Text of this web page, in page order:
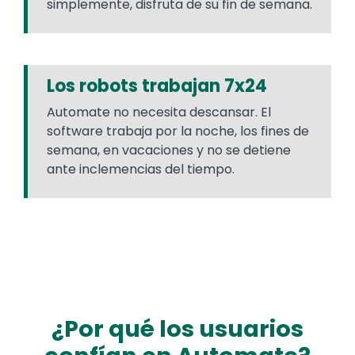
simplemente, disfruta de su fin de semana.
Los robots trabajan 7x24
Automate no necesita descansar. El
software trabaja por la noche, los fines de
semana, en vacaciones y no se detiene
ante inclemencias del tiempo.
¿Por qué los usuarios